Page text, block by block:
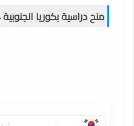
منح دراسية بكوريا الجنوبية 2024-2024